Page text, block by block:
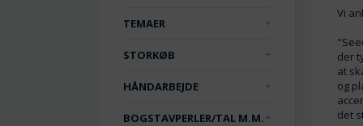
TEMAER
STORKØB
HÅNDARBEJDE
BOGSTAVPERLER/TAL M.M.
Vi
der
at
og
det